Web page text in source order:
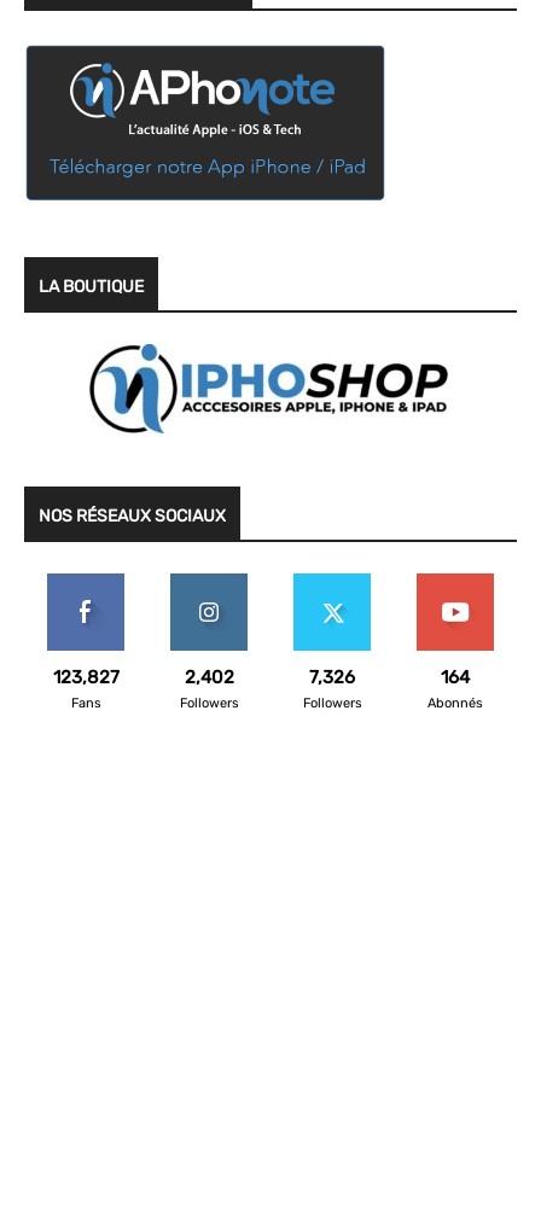
LA BOUTIQUE
NOS RÉSEAUX SOCIAUX
123,827
Fans
2,402
Followers
7,326
Followers
164
Abonnés